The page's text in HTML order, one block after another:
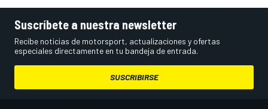
Suscríbete a nuestra newsletter
Recibe noticias de motorsport, actualizaciones y ofertas
especiales directamente en tu bandeja de entrada.
SUSCRIBIRSE